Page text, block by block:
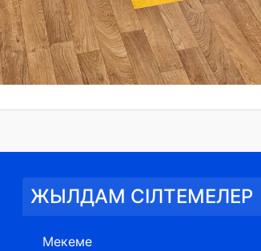
ЖЫЛДАМ СІЛТЕМЕЛЕР
Мекеме